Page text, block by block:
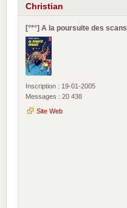
Christian
[°*°] A la poursuite des scans
Inscription : 19-01-2005
Messages : 20 438
Site Web